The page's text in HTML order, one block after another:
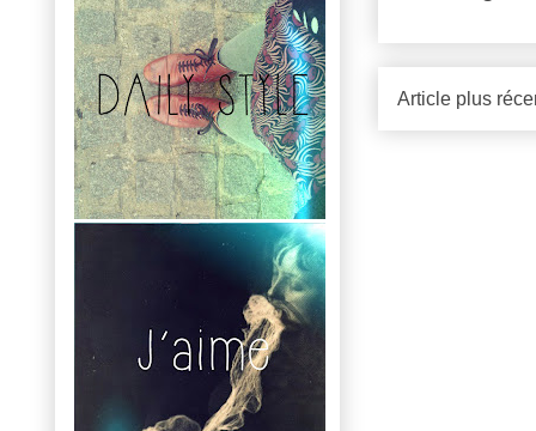
Article plus